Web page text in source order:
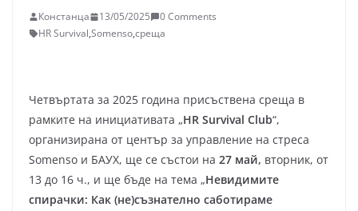
Констанца 13/05/2025
0 Comments
HR Survival,Somenso,среща
Четвъртата за 2025 година присъственa среща в
рамките на инициативата „HR Survival Club“,
организирана от център за управление на стреса
Somenso и БАУХ, ще се състои на 27 май, вторник, от
13 до 16 ч., и ще бъде на тема „Невидимите
спирачки: Как (не)съзнателно саботираме